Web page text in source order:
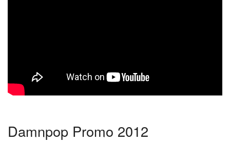
Damnpop Promo 2012